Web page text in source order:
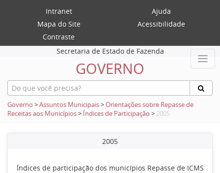
Intranet
Ajuda
Mapa do Site
Acessibilidade
Contraste
Secretaria de Estado de Fazenda
GOVERNO
Governo >Assuntos Municipais>Orientações sobre Repasse de
Receitas aos Municípios> Índices de Participação > 2005
2005
Índices de participação dos municípios Repasse de ICMS